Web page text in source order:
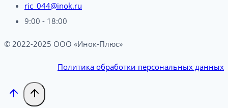
ric_044@inok.ru
9:00 - 18:00
© 2022-2025 ООО «Инок-Плюс»
Политика обработки персональных данных